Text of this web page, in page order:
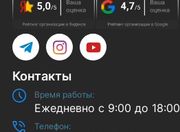
TelegramInstagramYouTube
Контакты
Время работы:
Ежедневно с 9:00 до 18:00
Телефон: